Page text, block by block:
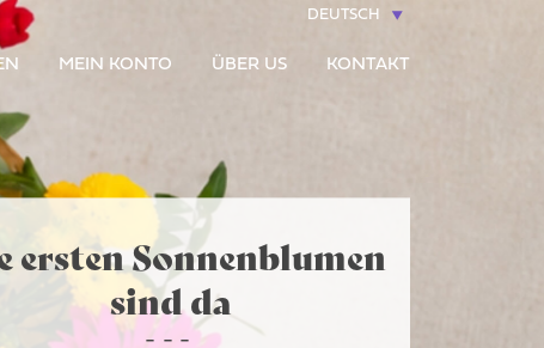
DEUTSCH
MEIN KONTO ÜBER US KONTAKT
ersten Sonnenblumen
sind da